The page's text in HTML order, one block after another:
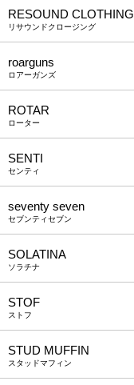
RESOUND CLOTHING
リサウンドクロージング
roarguns
ロアーガンズ
ROTAR
ローター
SENTI
センティ
seventy seven
セブンティセブン
SOLATINA
ソラチナ
STOF
ストフ
STUD MUFFIN
スタッドマフィン